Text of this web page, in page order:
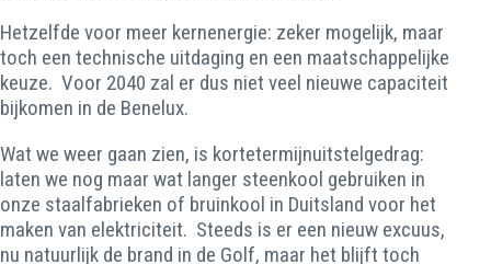
Hetzelfde voor meer kernenergie: zeker mogelijk, maar
toch een technische uitdaging en een maatschappelijke
keuze. Voor 2040 zal er dus niet veel nieuwe capaciteit
bijkomen in de Benelux.
Wat we weer gaan zien, is kortetermijnuitstelgedrag:
laten we nog maar wat langer steenkool gebruiken in
onze staalfabrieken of bruinkool in Duitsland voor het
maken van elektriciteit. Steeds is er een nieuw excuus,
nu natuurlijk de brand in de Golf, maar het blijft toch